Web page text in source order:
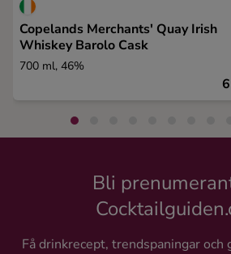
Copelands Merchants' Quay Irish
Whiskey Barolo Cask
700 ml, 46%
Bli
Få drinkrecept, trendspaningar